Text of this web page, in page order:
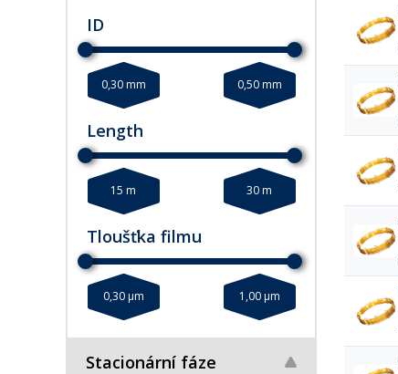
ID
0,30 mm 0,50 mm
Length
15 m 30 m
Tloušťka filmu
0,30 µm 1,00 µm
Stacionární fáze